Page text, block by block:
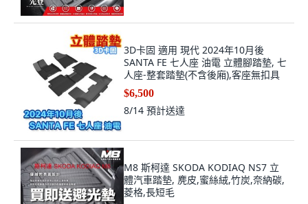
3D卡固 適用 現代 2024年10月後
SANTA FE 七人座 油電 立體腳踏墊, 七
人座-整套踏墊(不含後廂),客座無扣具
$6,500
8/14 預計送達
M8 斯柯達 SKODA KODIAQ NS7 立
體汽車踏墊, 麂皮,蜜絲絨,竹炭,奈納碳,
菱格,長短毛